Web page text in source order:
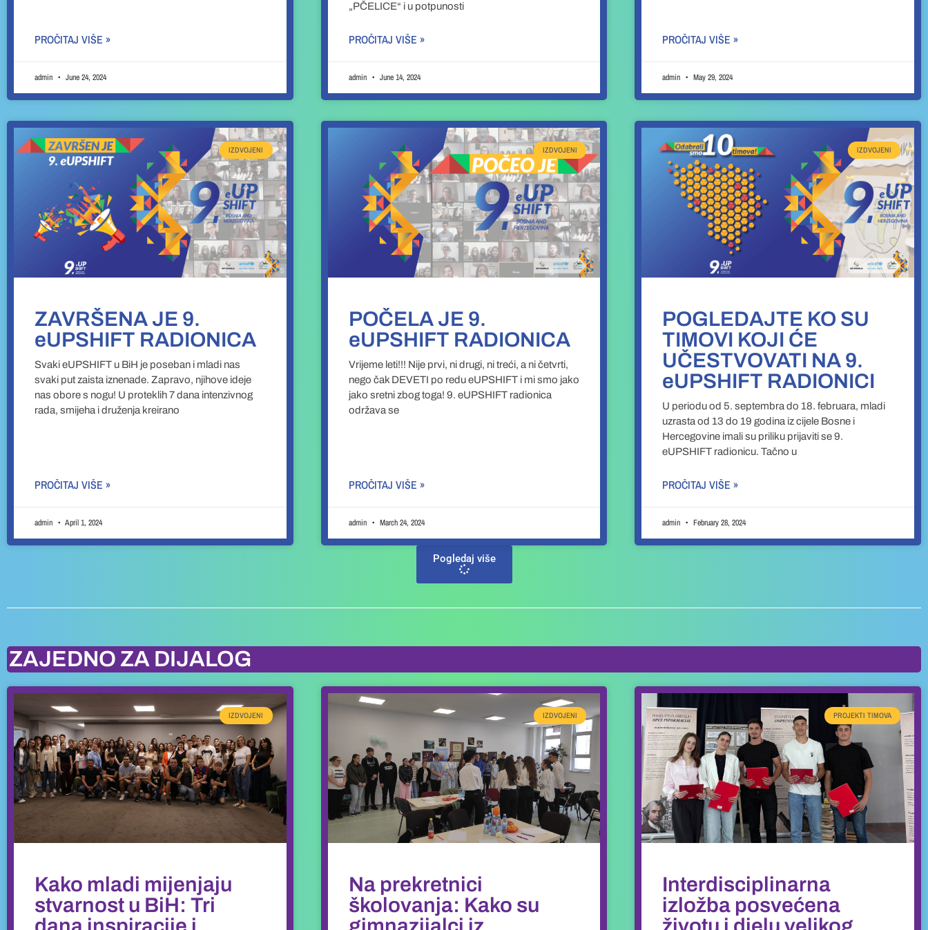
PROČITAJ VIŠE »
admin June 24, 2024
„PČELICE“ i u potpunosti
PROČITAJ VIŠE »
admin June 14, 2024
PROČITAJ VIŠE »
admin May 29, 2024
IZDVOJENI
ZAVRŠENA JE 9.
eUPSHIFT RADIONICA
Svaki eUPSHIFT u BiH je poseban i mladi nas
svaki put zaista iznenade. Zapravo, njihove ideje
nas obore s nogu! U proteklih 7 dana intenzivnog
rada, smijeha i druženja kreirano
PROČITAJ VIŠE »
admin April 1, 2024
IZDVOJENI
POČELA JE 9.
eUPSHIFT RADIONICA
Vrijeme leti!!! Nije prvi, ni drugi, ni treći, a ni četvrti,
nego čak DEVETI po redu eUPSHIFT i mi smo jako
jako sretni zbog toga! 9. eUPSHIFT radionica
održava se
PROČITAJ VIŠE »
admin March 24, 2024
IZDVOJENI
POGLEDAJTE KO SU
TIMOVI KOJI ĆE
UČESTVOVATI NA 9.
eUPSHIFT RADIONICI
U periodu od 5. septembra do 18. februara, mladi
uzrasta od 13 do 19 godina iz cijele Bosne i
Hercegovine imali su priliku prijaviti se 9.
eUPSHIFT radionicu. Tačno u
PROČITAJ VIŠE »
admin February 28, 2024
Pogledaj više
ZAJEDNO ZA DIJALOG
IZDVOJENI
Kako mladi mijenjaju
stvarnost u BiH: Tri
IZDVOJENI
Na prekretnici
školovanja: Kako su
PROJEKTI TIMOVA
Interdisciplinarna
izložba posvećena